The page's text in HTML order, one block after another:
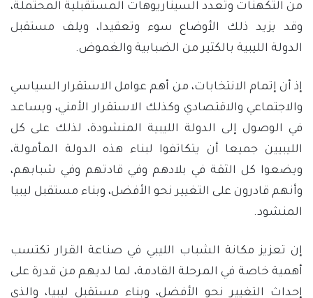
من التكهنات وتعدد السيناريوهات المستقبلية المحتملة،
وقد يزيد ذلك الأوضاع سوء وتعقيدا، ويلف مستقبل
الدولة الليبية بالكثير من الضبابية والغموض.
إذ أن إتمام الانتخابات، من أهم عوامل الاستقرار السياسي
والاجتماعي والاقتصادي وكذلك الاستقرار الأمني، ويساعد
في الوصول إلى الدولة الليبية المنشودة، لذلك على كل
الليبيين جميعا أن يتكاتفوا لبناء هذه الدولة المأمولة،
ويضعوا كل الثقة في بلادهم وفي قادتهم وفي شبابهم،
وأنهم قادرون على التغيير نحو الأفضل، وبناء مستقبل ليبيا
المنشود.
إن تعزيز مكانة الشباب الليبي في صناعة القرار تكتسب
أهمية خاصة في المرحلة القادمة، لما لديهم من قدرة على
إحداث التغيير نحو الأفضل، وبناء مستقبل ليبيا، والذي